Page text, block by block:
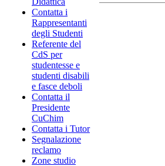
Contatta i
Rappresentanti
degli Studenti
Referente del
CdS per
studentesse e
studenti disabili
e fasce deboli
Contatta il
Presidente
CuChim
Contatta i Tutor
Segnalazione
reclamo
Zone studio